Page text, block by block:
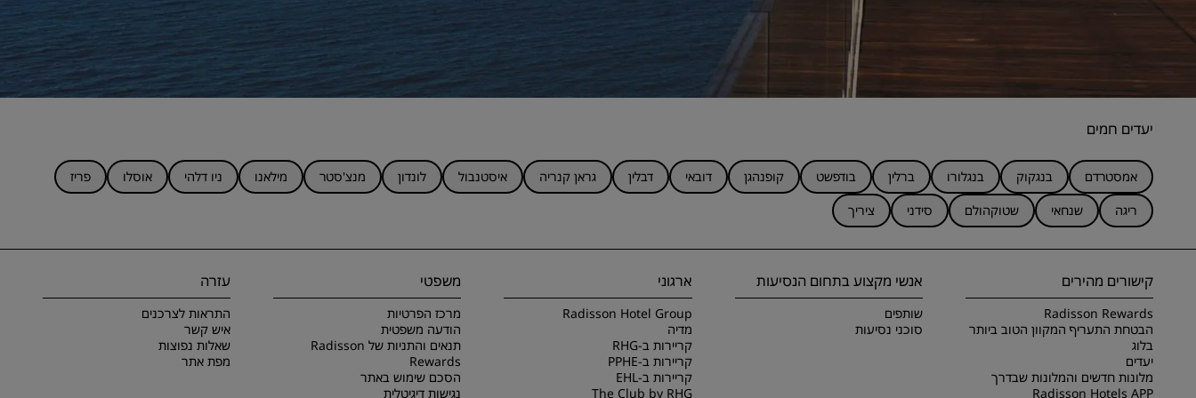
יעדים חמים
אמסטרדם בנגקוק בנגלורו ברלין בודפשט קופנהגן דובאי דבלין גראן קנריה איסטנבול לונדון מנצ'סטר מילאנו ניו דלהי אוסלו
פריז
ריגה
שנחאי שטוקהולם סידני ציריך
קישורים מהירים
Radisson Rewards
הבטחת התעריף המקוון הטוב ביותר
בלוג
יעדים
מלונות חדשים והמלונות שבדרך
Radisson Hotels APP
אנשי מקצוע בתחום הנסיעות
שותפים
סוכני נסיעות
ארגוני
Radisson Hotel Group
מדיה
קריירות ב-RHG
קריירות ב-PPHE
קריירות ב-EHL
The Club by RHG
משפטי
מרכז הפרטיות
הודעה משפטית
תנאים והתניות של Radisson
Rewards
הסכם שימוש באתר
נגישות דיגיטלית
עזרה
התראות לצרכנים
איש קשר
שאלות נפוצות
מפת אתר